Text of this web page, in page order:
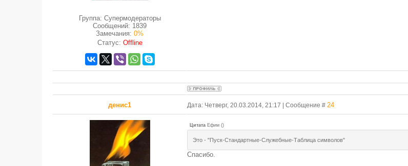
Группа: Супермодераторы
Сообщений: 1839
Замечания: 0%
Статус: Offline
денис1 Дата: Четверг, 20.03.2014, 21:17 | Сообщение # 24
Цитата Ефим ()
Это - "Пуск-Стандартные-Служебные-Таблица символов"
Спасибо.